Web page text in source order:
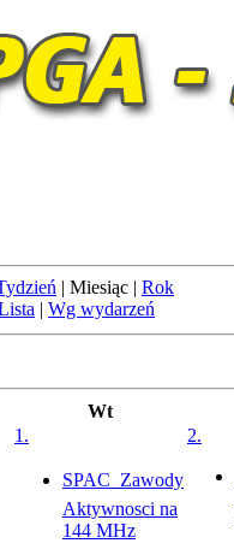
| Miesiąc | Rok
| Wg wydarzeń
Wt
1.
SPAC  Zawody
Aktywnosci na
144 MHz
2.